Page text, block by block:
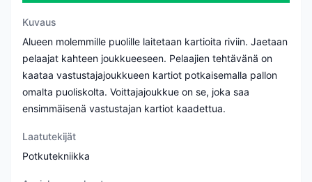
Kuvaus
Alueen molemmille puolille laitetaan kartioita riviin. Jaetaan
pelaajat kahteen joukkueeseen. Pelaajien tehtävänä on
kaataa vastustajajoukkueen kartiot potkaisemalla pallon
omalta puoliskolta. Voittajajoukkue on se, joka saa
ensimmäisenä vastustajan kartiot kaadettua.
Laatutekijät
Potkutekniikka